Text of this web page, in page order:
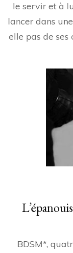
le servir et à
lancer dans
elle pas de ses
BDSM*,